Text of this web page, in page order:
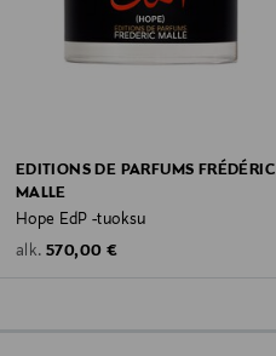
EDITIONS DE PARFUMS FRÉDÉRIC
MALLE
Hope EdP -tuoksu
alk. Original Price
570,00 €